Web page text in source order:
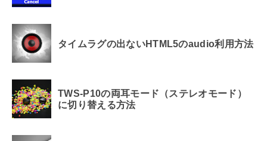
タイムラグの出ないHTML5のaudio利用方法
TWS-P10の両耳モード（ステレオモード）
に切り替える方法